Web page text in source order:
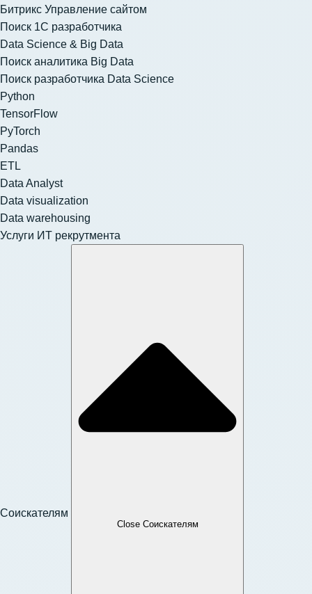
Битрикс Управление сайтом
Поиск 1С разработчика
Data Science & Big Data
Поиск аналитика Big Data
Поиск разработчика Data Science
Python
TensorFlow
PyTorch
Pandas
ETL
Data Analyst
Data visualization
Data warehousing
Услуги ИТ рекрутмента
Соискателям
Close Соискателям